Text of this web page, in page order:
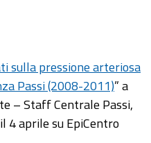
sulla pressione arteriosa
Passi (2008-2011)” a
– Staff Centrale Passi,
4 aprile su EpiCentro